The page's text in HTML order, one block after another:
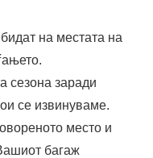
на местата на
сезона заради
се извинуваме.
место и
багаж